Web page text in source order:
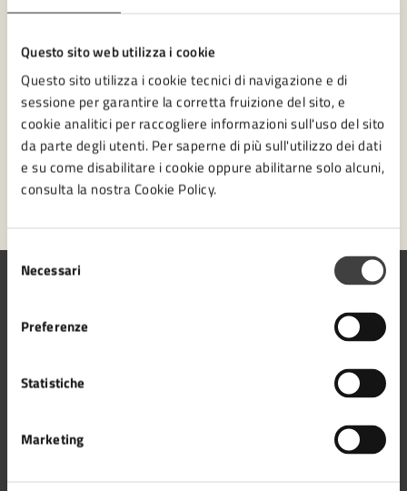
Questo sito web utilizza i cookie
Questo sito utilizza i cookie tecnici di navigazione e di
sessione per garantire la corretta fruizione del sito, e
cookie analitici per raccogliere informazioni sull'uso del sito
da parte degli utenti. Per saperne di più sull'utilizzo dei dati
e su come disabilitare i cookie oppure abilitarne solo alcuni,
consulta la nostra Cookie Policy.
Selezione
delNecessari
Preferenze
Statistiche
Marketing
Richiedi assistenza
Numero verde 0547-356111
Prenota appuntamento
Problemi in città
Segnala disservizio
AMMINISTRAZIONE